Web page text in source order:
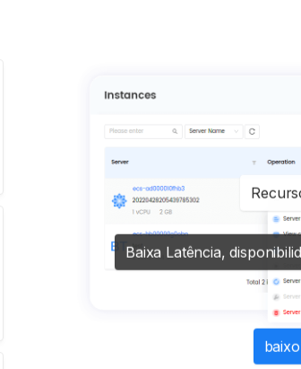
Baixa Latência,